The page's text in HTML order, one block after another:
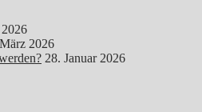
2026
28. Januar 2026